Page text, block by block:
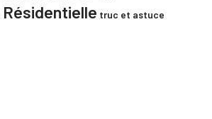
truc et astuce